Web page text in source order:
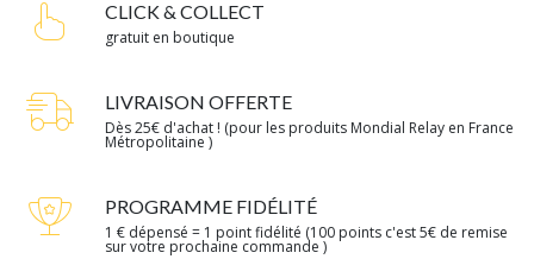
CLICK & COLLECT
gratuit en boutique
LIVRAISON OFFERTE
Dès 25€ d'achat ! (pour les produits Mondial Relay en France
Métropolitaine )
PROGRAMME FIDÉLITÉ
1 € dépensé = 1 point fidélité (100 points c'est 5€ de remise
sur votre prochaine commande )